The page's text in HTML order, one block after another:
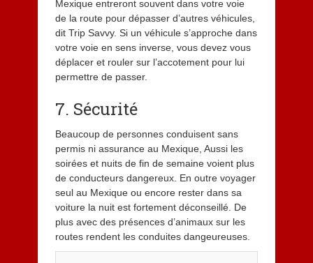
Mexique entreront souvent dans votre voie
de la route pour dépasser d’autres véhicules,
dit Trip Savvy. Si un véhicule s’approche dans
votre voie en sens inverse, vous devez vous
déplacer et rouler sur l’accotement pour lui
permettre de passer.
7. Sécurité
Beaucoup de personnes conduisent sans
permis ni assurance au Mexique, Aussi les
soirées et nuits de fin de semaine voient plus
de conducteurs dangereux. En outre voyager
seul au Mexique ou encore rester dans sa
voiture la nuit est fortement déconseillé. De
plus avec des présences d’animaux sur les
routes rendent les conduites dangeureuses.